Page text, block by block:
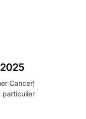
Cancer!
particulier